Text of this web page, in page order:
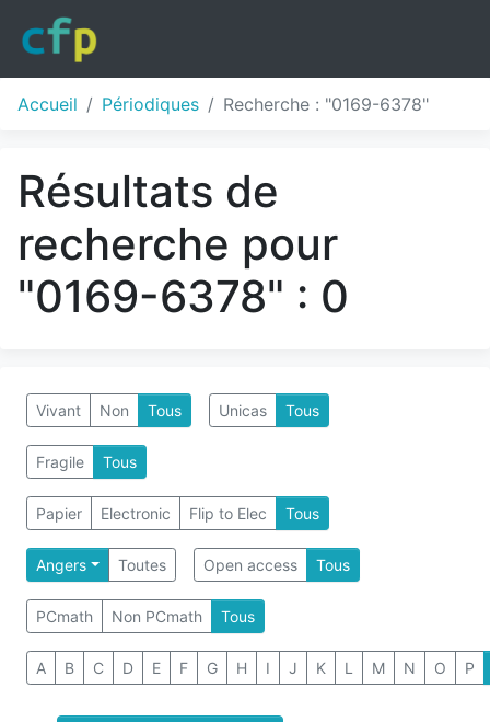
Accueil Périodiques Recherche : "0169-6378"
Résultats de
recherche pour
"0169-6378" : 0
Vivant Non Tous Unicas Tous
Fragile Tous
Papier Electronic Flip to Elec Tous
Angers Toutes Open access Tous
PCmath Non PCmath Tous
A B C D E F G H I J K L M N O P